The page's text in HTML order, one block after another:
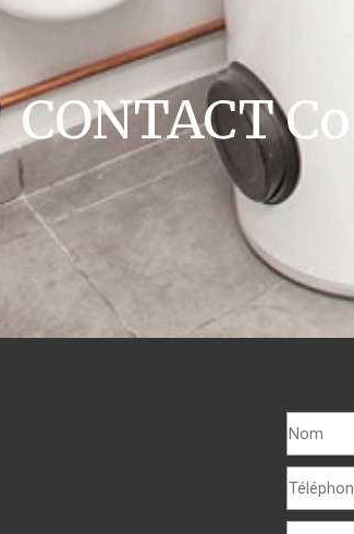
CONTACT